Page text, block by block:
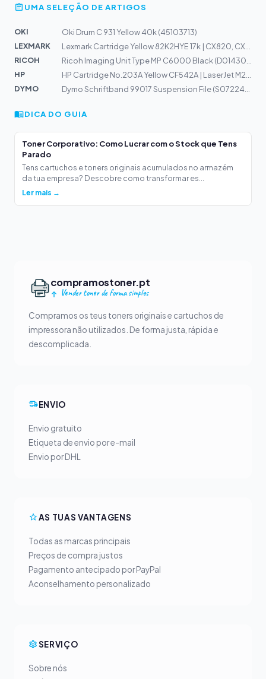
UMA SELEÇÃO DE ARTIGOS
OKI
Oki Drum C 931 Yellow 40k (45103713)
LEXMARK
RICOH
HP
DYMO
DICA DO GUIA
Toner Corporativo: Como Lucrar com o Stock que Tens
Parado
Tens cartuchos e toners originais acumulados no armazém
da tua empresa? Descobre como transformar es...
Ler mais →
compramostoner.pt
Vender toner de forma simples
Compramos os teus toners originais e cartuchos de
impressora não utilizados. De forma justa, rápida e
descomplicada.
ENVIO
Envio gratuito
Etiqueta de envio por e-mail
Envio por DHL
AS TUAS VANTAGENS
Todas as marcas principais
Preços de compra justos
Pagamento antecipado por PayPal
Aconselhamento personalizado
SERVIÇO
Sobre nós